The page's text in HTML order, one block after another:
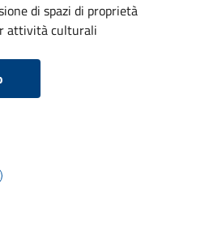
di spazi di proprietà
attività culturali